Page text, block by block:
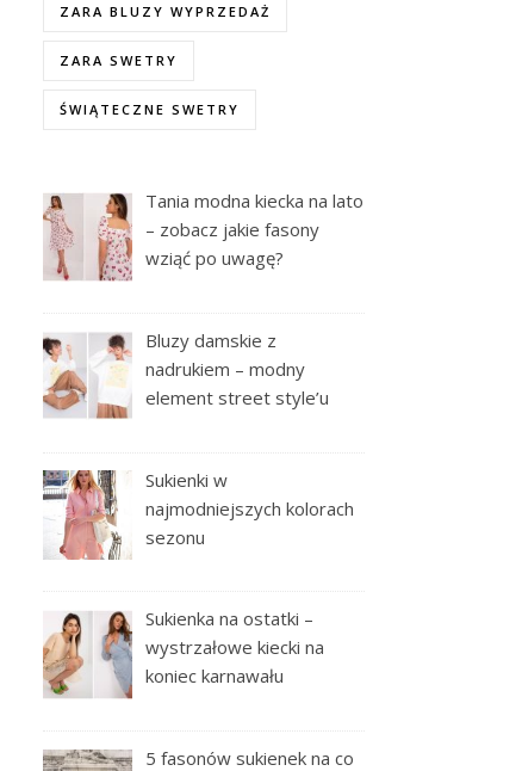
ZARA BLUZY WYPRZEDAŻ
ZARA SWETRY
ŚWIĄTECZNE SWETRY
Tania modna kiecka na lato
– zobacz jakie fasony
wziąć po uwagę?
Bluzy damskie z
nadrukiem – modny
element street style’u
Sukienki w
najmodniejszych kolorach
sezonu
Sukienka na ostatki –
wystrzałowe kiecki na
koniec karnawału
5 fasonów sukienek na co